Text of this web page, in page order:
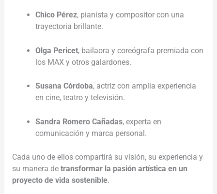
Chico Pérez, pianista y compositor con una
trayectoria brillante.
Olga Pericet, bailaora y coreógrafa premiada con
los MAX y otros galardones.
Susana Córdoba, actriz con amplia experiencia
en cine, teatro y televisión.
Sandra Romero Cañadas, experta en
comunicación y marca personal.
Cada uno de ellos compartirá su visión, su experiencia y
su manera de transformar la pasión artística en un
proyecto de vida sostenible.